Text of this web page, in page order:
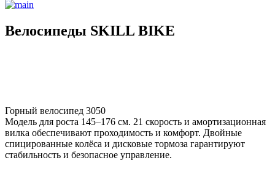
Велосипеды SKILL BIKE
Горный велосипед 3050
Модель для роста 145–176 см. 21 скорость и амортизационная
вилка обеспечивают проходимость и комфорт. Двойные
спицированные колёса и дисковые тормоза гарантируют
стабильность и безопасное управление.